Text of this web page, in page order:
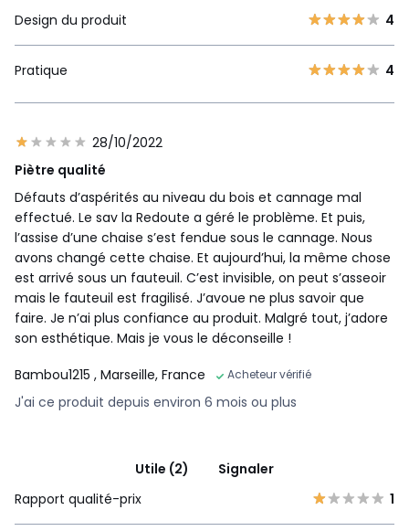
Design du produit 4
Pratique 4
28/10/2022
Piètre qualité
Défauts d’aspérités au niveau du bois et cannage mal
effectué. Le sav la Redoute a géré le problème. Et puis,
l’assise d’une chaise s’est fendue sous le cannage. Nous
avons changé cette chaise. Et aujourd’hui, la même chose
est arrivé sous un fauteuil. C’est invisible, on peut s’asseoir
mais le fauteuil est fragilisé. J’avoue ne plus savoir que
faire. Je n’ai plus confiance au produit. Malgré tout, j’adore
son esthétique. Mais je vous le déconseille !
Bambou1215 , Marseille, France Acheteur vérifié
J'ai ce produit depuis environ 6 mois ou plus
Utile (2)
Signaler
Rapport qualité-prix
1